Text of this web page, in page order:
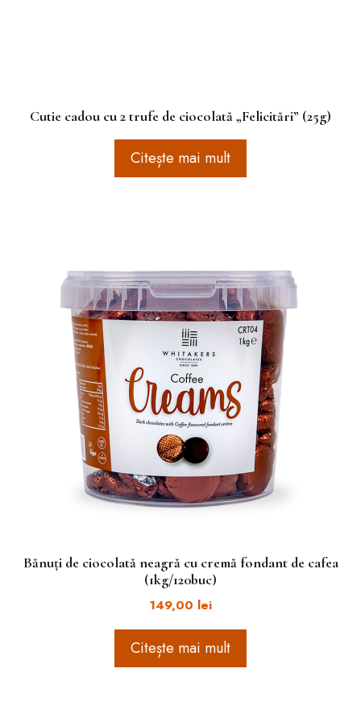
Cutie cadou cu 2 trufe de ciocolată „Felicitări” (25g)
Citește mai mult
Bănuți de ciocolată neagră cu cremă fondant de cafea
(1kg/120buc)
149,00 lei
Citește mai mult